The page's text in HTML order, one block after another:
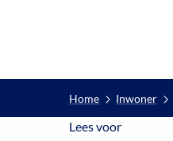
Home Inwoner
Lees voorLees voor